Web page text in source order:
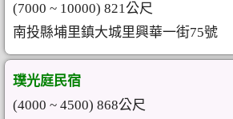
(7000 ~ 10000) 821公尺
南投縣埔里鎮大城里興華一街75號
璞光庭民宿
(4000 ~ 4500) 868公尺